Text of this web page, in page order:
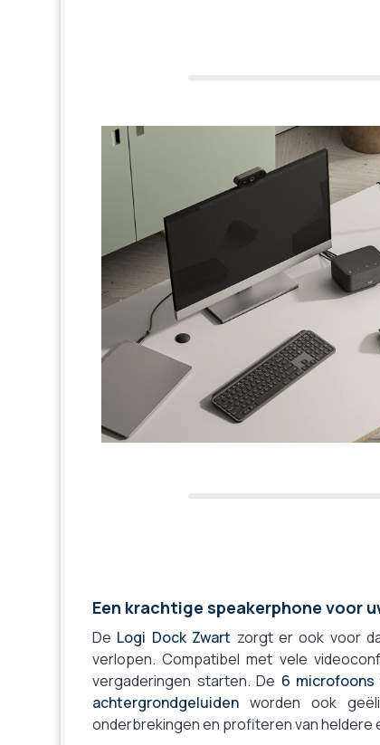
Een krachtige speakerphone voor
De Logi Dock Zwart zorgt er ook voor
verlopen. Compatibel met vele
vergaderingen starten. De 6 microfoons
achtergrondgeluiden worden ook
onderbrekingen en profiteren van